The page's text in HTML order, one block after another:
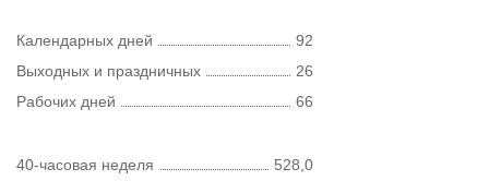
Календарных дней
92
Выходных и праздничных
26
Рабочих дней
66
40-часовая неделя 528,0